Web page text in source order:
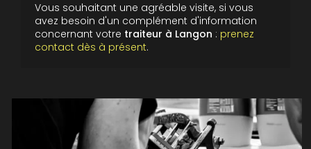
Vous souhaitant une agréable visite, si vous
avez besoin d'un complément d'information
concernant votre traiteur à Langon : prenez
contact dès à présent.